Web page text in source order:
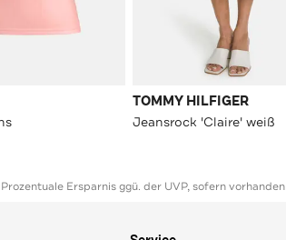
TOMMY HILFIGER
Jeansrock 'Claire' weiß
Ersparnis ggü. der UVP, sofern vorhanden